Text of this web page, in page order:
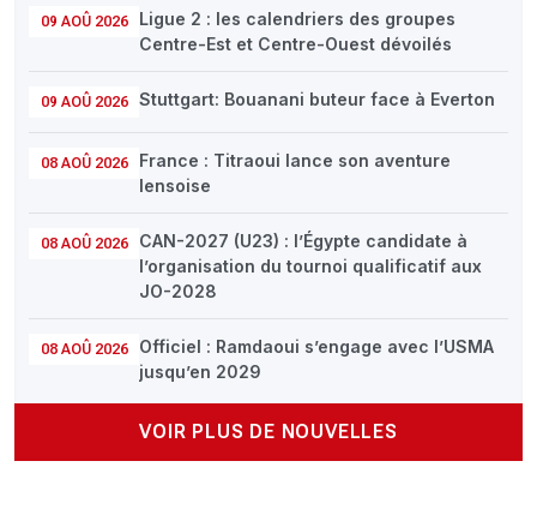
09 AOÛ 2026
Ligue 2 : les calendriers des groupes
Centre-Est et Centre-Ouest dévoilés
09 AOÛ 2026 Stuttgart: Bouanani buteur face à Everton
08 AOÛ 2026
France : Titraoui lance son aventure
lensoise
08 AOÛ 2026
CAN-2027 (U23) : l’Égypte candidate à
l’organisation du tournoi qualificatif aux
JO-2028
08 AOÛ 2026
Officiel : Ramdaoui s’engage avec l’USMA
jusqu’en 2029
VOIR PLUS DE NOUVELLES